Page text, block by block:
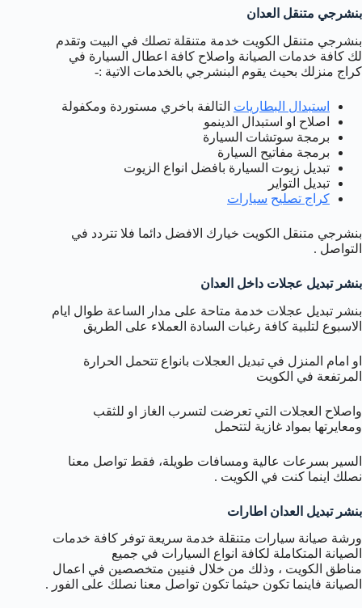
بنشرجي متنقل العدان
بنشرجي متنقل الكويت خدمة متنقلة تصلك في البيت وتقدم
لك كافة خدمات الصيانة واصلاح كافة اعطال السيارة في
كراج منزلك بحيث يقوم البنشرجي بالخدمات الاتية :-
استبدال البطاريات التالفة باخري مستوردة ومكفولة
اصلاح او استبدال الدينمو
برمجة سوتشات السيارة
برمجة مفاتيح السيارة
تبديل زيوت السيارة بافضل انواع الزيوت
تبديل التواير
كراج تصليح سيارات
بنشرجي متنقل الكويت خيارك الافضل دائما فلا تتردد في
التواصل .
بنشر تبديل عجلات داخل العدان
بنشر تبديل عجلات خدمة متاحة على مدار الساعة طوال ايام
الاسبوع لتلبية كافة رغبات السادة العملاء على الطريق
او امام المنزل في تبديل العجلات بانواع تتحمل الحرارة
المرتفعة في الكويت
واصلاح العجلات التي تعرضت لتسرب الغاز او للثقب
ومعايرتها بمواد غازية لتتحمل
السير بسرعات عالية ومسافات طويلة، فقط تواصل معنا
نصلك اينما كنت في الكويت .
بنشر تبديل العدان اطارات
ورشة صيانة سيارات متنقلة خدمة سريعة توفر كافة خدمات
الصيانة المتكاملة لكافة انواع السيارات في جميع
مناطق الكويت ، وذلك من خلال فنيين متخصصين في اعمال
الصيانة فاينما تكون حيثما تكون تواصل معنا نصلك على الفور .